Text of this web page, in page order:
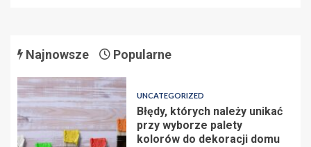
Najnowsze Popularne
UNCATEGORIZED
Błędy, których należy unikać
przy wyborze palety
kolorów do dekoracji domu